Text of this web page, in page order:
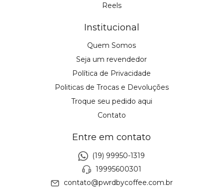
Reels
Institucional
Quem Somos
Seja um revendedor
Política de Privacidade
Politicas de Trocas e Devoluções
Troque seu pedido aqui
Contato
Entre em contato
(19) 99950-1319
19995600301
contato@pwrdbycoffee.com.br